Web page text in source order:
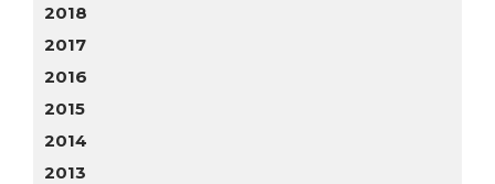
2018
2017
2016
2015
2014
2013